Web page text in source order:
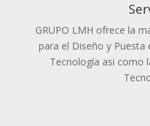
GRUPO LMH ofrece la
para el Diseño y Puesta
Tecnología asi como